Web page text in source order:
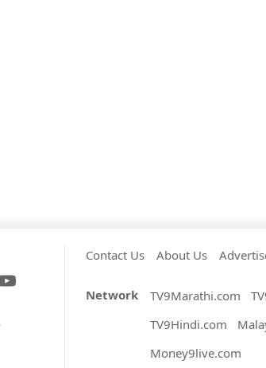
Contact Us About Us
Network TV9Marathi.com
TV9Hindi.com
Money9live.com